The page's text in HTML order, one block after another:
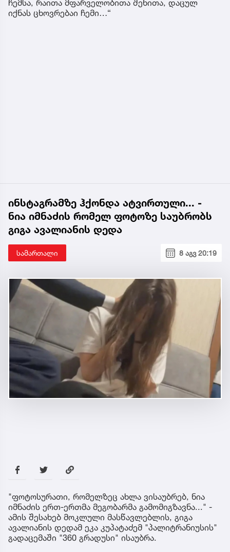
ჩემსა, რაითა მფარველობითა შენითა, დაცულ
იქნას ცხოვრებაი ჩემი…“
ინსტაგრამზე ჰქონდა ატვირთული... -
ნია იმნაძის რომელ ფოტოზე საუბრობს
გიგა ავალიანის დედა
სამართალი 8 აგვ 20:19
"ფოტოსურათი, რომელზეც ახლა ვისაუბრებ, ნია
იმნაძის ერთ-ერთმა მეგობარმა გამომიგზავნა..." -
ამის შესახებ მოკლული მასწავლებლის, გიგა
ავალიანის დედამ ეკა კუპატაძემ "პალიტრანიუსის"
გადაცემაში "360 გრადუსი" ისაუბრა.